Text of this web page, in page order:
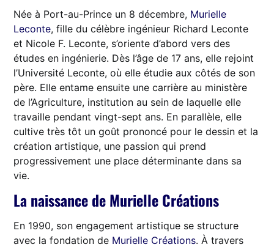
Née à Port-au-Prince un 8 décembre, Murielle
Leconte, fille du célèbre ingénieur Richard Leconte
et Nicole F. Leconte, s’oriente d’abord vers des
études en ingénierie. Dès l’âge de 17 ans, elle rejoint
l’Université Leconte, où elle étudie aux côtés de son
père. Elle entame ensuite une carrière au ministère
de l’Agriculture, institution au sein de laquelle elle
travaille pendant vingt-sept ans. En parallèle, elle
cultive très tôt un goût prononcé pour le dessin et la
création artistique, une passion qui prend
progressivement une place déterminante dans sa
vie.
La naissance de Murielle Créations
En 1990, son engagement artistique se structure
avec la fondation de Murielle Créations. À travers